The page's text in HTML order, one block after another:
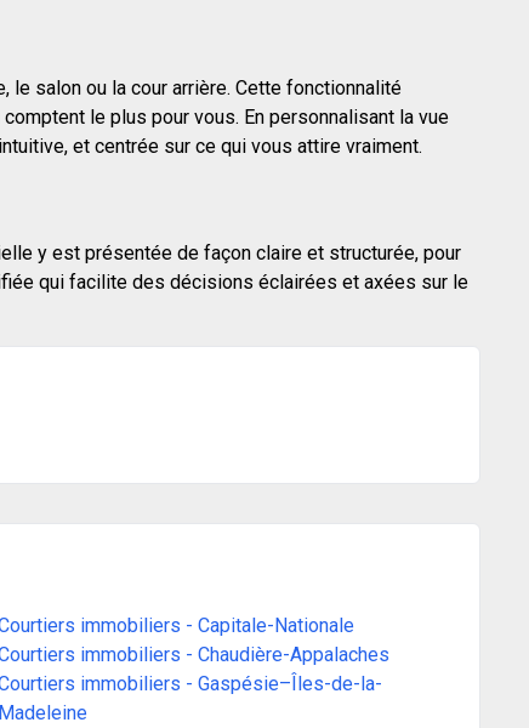
salon ou la cour arrière. Cette fonctionnalité
le plus pour vous. En personnalisant la vue
et centrée sur ce qui vous attire vraiment.
y est présentée de façon claire et structurée, pour
qui facilite des décisions éclairées et axées sur le
immobiliers - Capitale-Nationale
immobiliers - Chaudière-Appalaches
immobiliers - Gaspésie–Îles-de-la-
Madeleine